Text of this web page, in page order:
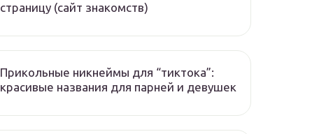
страницу (сайт знакомств)
Прикольные никнеймы для “тиктока”:
красивые названия для парней и девушек